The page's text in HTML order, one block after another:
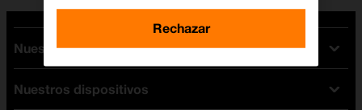
Nuestras tarifas
Tarifas Orange
Nuestros dispositivos
Rechazar